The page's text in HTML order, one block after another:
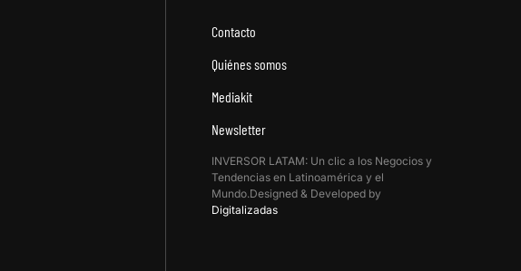
Contacto
Quiénes somos
Mediakit
Newsletter
INVERSOR LATAM: Un clic a los Negocios y
Tendencias en Latinoamérica y el
Mundo.Designed & Developed by
Digitalizadas